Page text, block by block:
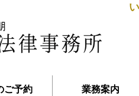
ご予約 業務案内